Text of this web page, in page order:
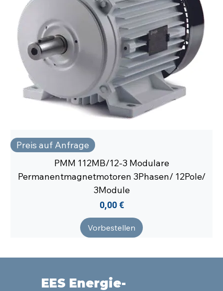
Preis auf Anfrage
PMM 112MB/12-3 Modulare
Permanentmagnetmotoren 3Phasen/ 12Pole/
3Module
Preis
0,00 €
Vorbestellen
EES Energie-